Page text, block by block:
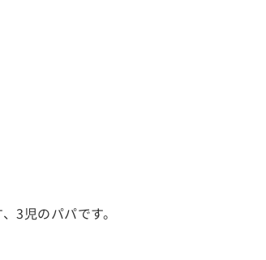
3児のパパです。